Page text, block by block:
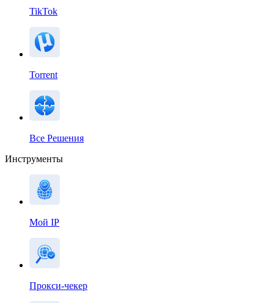
TikTok
Torrent
Все Решения
Инструменты
Мой IP
Прокси-чекер